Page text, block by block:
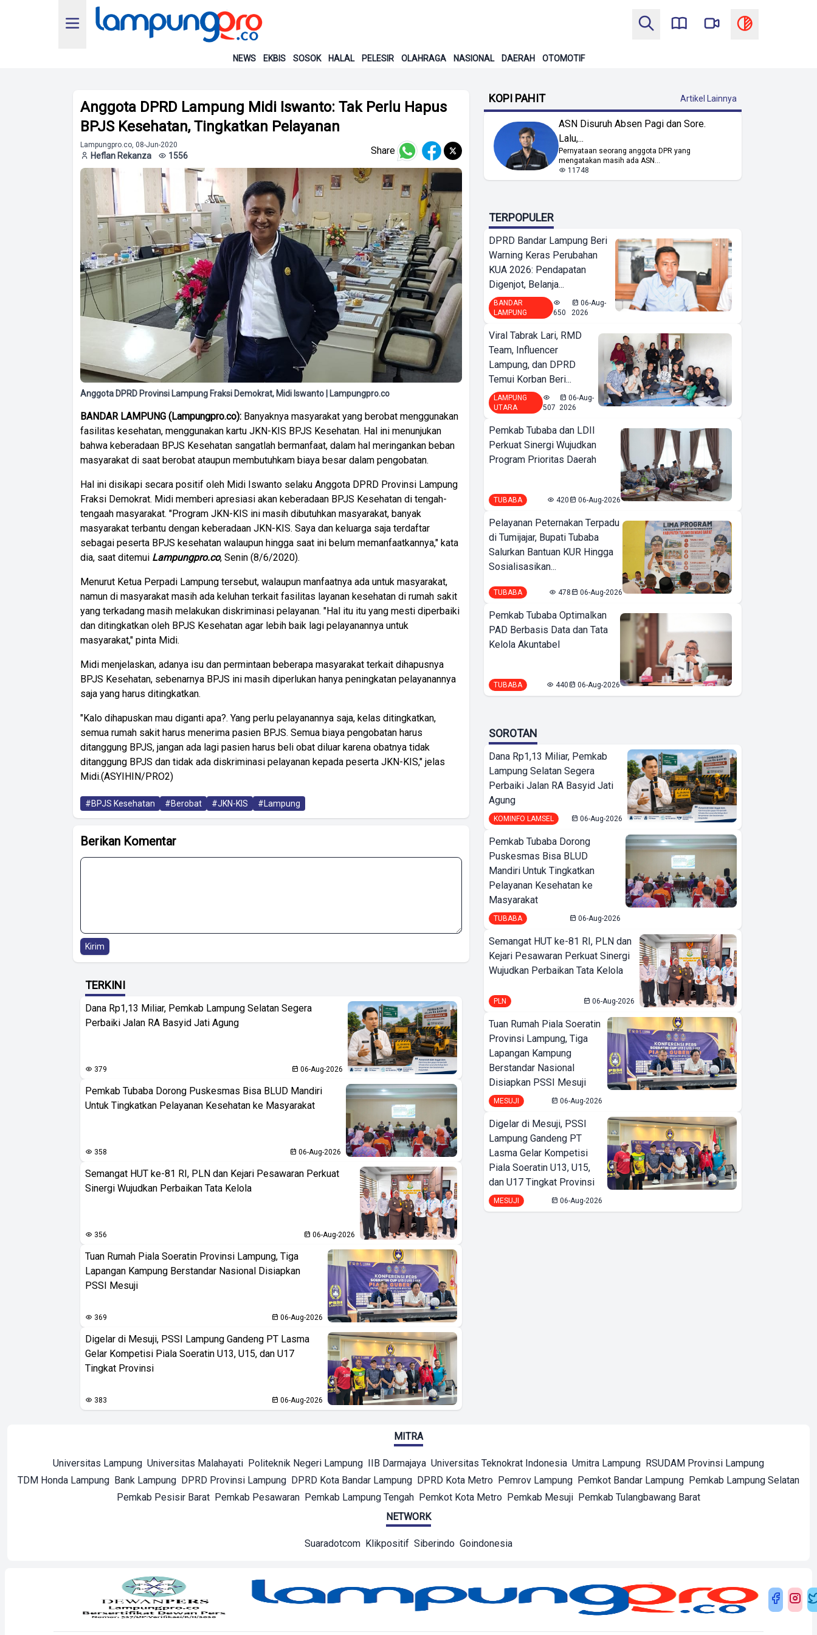
NEWS EKBIS SOSOK HALAL PELESIR OLAHRAGA NASIONAL DAERAH OTOMOTIF
Anggota DPRD Lampung Midi Iswanto: Tak Perlu Hapus
BPJS Kesehatan, Tingkatkan Pelayanan
Lampungpro.co, 08-Jun-2020
Heflan Rekanza 1556 Share
Anggota DPRD Provinsi Lampung Fraksi Demokrat, Midi Iswanto | Lampungpro.co
BANDAR LAMPUNG (Lampungpro.co): Banyaknya masyarakat yang berobat menggunakan
fasilitas kesehatan, menggunakan kartu JKN-KIS BPJS Kesehatan. Hal ini menunjukan
bahwa keberadaan BPJS Kesehatan sangatlah bermanfaat, dalam hal meringankan beban
masyarakat di saat berobat ataupun membutuhkam biaya besar dalam pengobatan.
Hal ini disikapi secara positif oleh Midi Iswanto selaku Anggota DPRD Provinsi Lampung
Fraksi Demokrat. Midi memberi apresiasi akan keberadaan BPJS Kesehatan di tengah-
tengaah masyarakat. "Program JKN-KIS ini masih dibutuhkan masyarakat, banyak
masyarakat terbantu dengan keberadaan JKN-KIS. Saya dan keluarga saja terdaftar
sebagai peserta BPJS kesehatan walaupun hingga saat ini belum memanfaatkannya," kata
dia, saat ditemui Lampungpro.co, Senin (8/6/2020).
Menurut Ketua Perpadi Lampung tersebut, walaupun manfaatnya ada untuk masyarakat,
namun di masyarakat masih ada keluhan terkait fasilitas layanan kesehatan di rumah sakit
yang terkadang masih melakukan diskriminasi pelayanan. "Hal itu itu yang mesti diperbaiki
dan ditingkatkan oleh BPJS Kesehatan agar lebih baik lagi pelayanannya untuk
masyarakat," pinta Midi.
Midi menjelaskan, adanya isu dan permintaan beberapa masyarakat terkait dihapusnya
BPJS Kesehatan, sebenarnya BPJS ini masih diperlukan hanya peningkatan pelayanannya
saja yang harus ditingkatkan.
"Kalo dihapuskan mau diganti apa?. Yang perlu pelayanannya saja, kelas ditingkatkan,
semua rumah sakit harus menerima pasien BPJS. Semua biaya pengobatan harus
ditanggung BPJS, jangan ada lagi pasien harus beli obat diluar karena obatnya tidak
ditanggung BPJS dan tidak ada diskriminasi pelayanan kepada peserta JKN-KIS," jelas
Midi.(ASYIHIN/PRO2)
#BPJS Kesehatan #Berobat #JKN-KIS #Lampung
Berikan Komentar
Kirim
TERKINI
Dana Rp1,13 Miliar, Pemkab Lampung Selatan Segera
Perbaiki Jalan RA Basyid Jati Agung
379 06-Aug-2026
Pemkab Tubaba Dorong Puskesmas Bisa BLUD Mandiri
Untuk Tingkatkan Pelayanan Kesehatan ke Masyarakat
358 06-Aug-2026
Semangat HUT ke-81 RI, PLN dan Kejari Pesawaran Perkuat
Sinergi Wujudkan Perbaikan Tata Kelola
356 06-Aug-2026
Tuan Rumah Piala Soeratin Provinsi Lampung, Tiga
Lapangan Kampung Berstandar Nasional Disiapkan
PSSI Mesuji
369 06-Aug-2026
Digelar di Mesuji, PSSI Lampung Gandeng PT Lasma
Gelar Kompetisi Piala Soeratin U13, U15, dan U17
Tingkat Provinsi
383 06-Aug-2026
KOPI PAHIT Artikel Lainnya
ASN Disuruh Absen Pagi dan Sore.
Lalu,...
Pernyataan seorang anggota DPR yang
mengatakan masih ada ASN...
11748
TERPOPULER
DPRD Bandar Lampung Beri
Warning Keras Perubahan
KUA 2026: Pendapatan
Digenjot, Belanja...
BANDAR
LAMPUNG
650
06-Aug-
2026
Viral Tabrak Lari, RMD
Team, Influencer
Lampung, dan DPRD
Temui Korban Beri...
LAMPUNG
UTARA
507
06-Aug-
2026
Pemkab Tubaba dan LDII
Perkuat Sinergi Wujudkan
Program Prioritas Daerah
TUBABA 420 06-Aug-2026
Pelayanan Peternakan Terpadu
di Tumijajar, Bupati Tubaba
Salurkan Bantuan KUR Hingga
Sosialisasikan...
TUBABA 478 06-Aug-2026
Pemkab Tubaba Optimalkan
PAD Berbasis Data dan Tata
Kelola Akuntabel
TUBABA 440 06-Aug-2026
SOROTAN
Dana Rp1,13 Miliar, Pemkab
Lampung Selatan Segera
Perbaiki Jalan RA Basyid Jati
Agung
KOMINFO LAMSEL 06-Aug-2026
Pemkab Tubaba Dorong
Puskesmas Bisa BLUD
Mandiri Untuk Tingkatkan
Pelayanan Kesehatan ke
Masyarakat
TUBABA 06-Aug-2026
Semangat HUT ke-81 RI, PLN dan
Kejari Pesawaran Perkuat Sinergi
Wujudkan Perbaikan Tata Kelola
PLN 06-Aug-2026
Tuan Rumah Piala Soeratin
Provinsi Lampung, Tiga
Lapangan Kampung
Berstandar Nasional
Disiapkan PSSI Mesuji
MESUJI 06-Aug-2026
Digelar di Mesuji, PSSI
Lampung Gandeng PT
Lasma Gelar Kompetisi
Piala Soeratin U13, U15,
dan U17 Tingkat Provinsi
MESUJI 06-Aug-2026
MITRA
Universitas Lampung Universitas Malahayati Politeknik Negeri Lampung IIB Darmajaya Universitas Teknokrat Indonesia Umitra Lampung RSUDAM Provinsi Lampung
TDM Honda Lampung Bank Lampung DPRD Provinsi Lampung DPRD Kota Bandar Lampung DPRD Kota Metro Pemrov Lampung Pemkot Bandar Lampung Pemkab Lampung Selatan
Pemkab Pesisir Barat Pemkab Pesawaran Pemkab Lampung Tengah Pemkot Kota Metro Pemkab Mesuji Pemkab Tulangbawang Barat
NETWORK
Suaradotcom Klikpositif Siberindo Goindonesia